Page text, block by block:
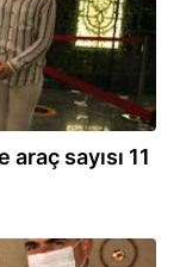
sayısı 11